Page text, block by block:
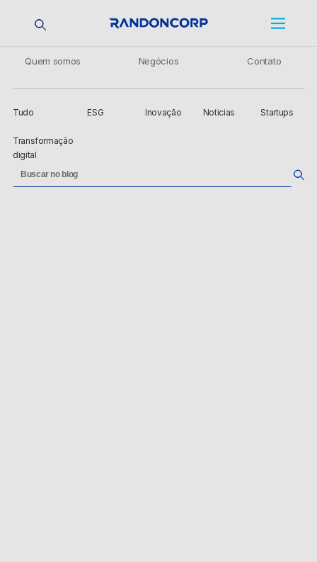
Quem somos Negócios Contato
Tudo ESG Inovação Noticias Startups
Transformação
digital